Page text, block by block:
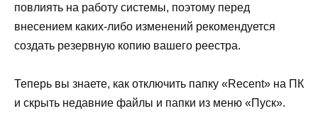
повлиять на работу системы, поэтому перед
внесением каких-либо изменений рекомендуется
создать резервную копию вашего реестра.
Теперь вы знаете, как отключить папку «Recent» на ПК
и скрыть недавние файлы и папки из меню «Пуск».